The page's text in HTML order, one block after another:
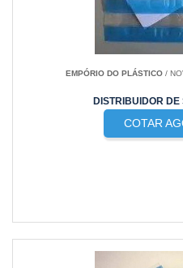
EMPÓRIO DO PLÁSTICO /
DISTRIBUIDOR DE
COTAR